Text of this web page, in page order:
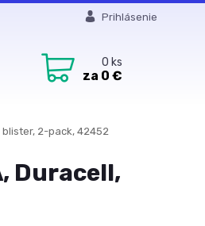
Prihlásenie
0 ks
za 0 €
blister, 2-pack, 42452
Duracell,